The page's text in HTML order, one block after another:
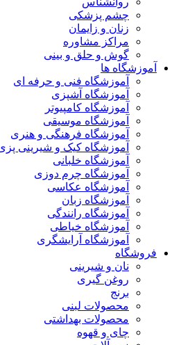
چشم پزشکی
زنان و زایمان
مراکز مشاوره
گوش و حلق و بینی
آموزشگاه ها
آموزشگاه فنی و حرفه ای
آموزشگاه آشپزی
آموزشگاه کامپیوتر
آموزشگاه موسیقی
آموزشگاه فرهنگی و هنری
آموزشگاه کیک و شیرینی پزی
آموزشگاه خلبانی
آموزشگاه چرم دوزی
آموزشگاه عکاسی
آموزشگاه زبان
آموزشگاه رانندگی
آموزشگاه خیاطی
آموزشگاه آرایشگری
فروشگاه
نان و شیرینی
روغن گیری
برنج
محصولات لبنی
محصولات بهداشتی
چای و قهوه